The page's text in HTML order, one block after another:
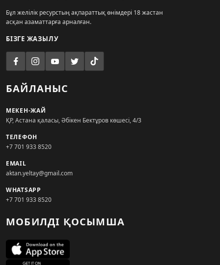
Бұл желілік ресурстың ақпараттық өнімдері 18 жастан
асқан азаматтарға арналған.
БІЗГЕ ЖАЗЫЛУ
БАЙЛАНЫС
МЕКЕН-ЖАЙ
ҚР, Астана қаласы, Әбікен Бектұров көшесі, 4/3
ТЕЛЕФОН
+7 701 933 8520
EMAIL
aktan.yeltay@gmail.com
WHATSAPP
+7 701 933 8520
МОБИЛДІ ҚОСЫМША